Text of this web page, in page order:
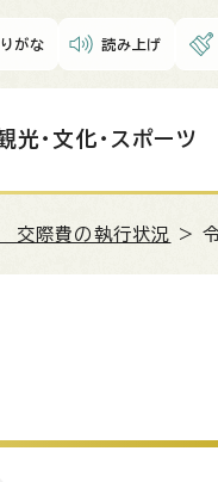
がな 読み上げ
光・文化・スポーツ
際費の執行状況 >